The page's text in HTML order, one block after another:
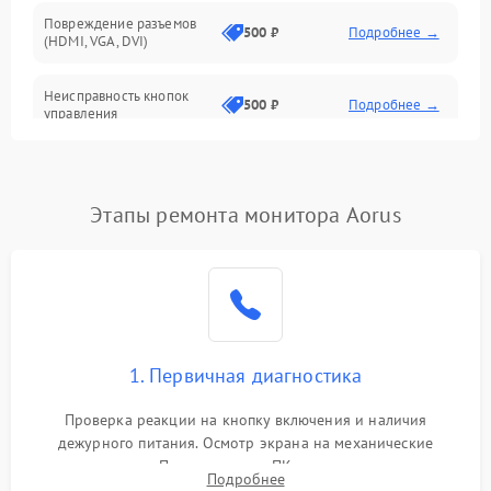
Повреждение разъемов
(HDMI, VGA, DVI)
500 ₽ Подробнее →
Неисправность кнопок
управления
500 ₽ Подробнее →
Повреждение кабеля
1000 ₽
Поломка системы
автоматического
1000 ₽ Подробнее →
Неисправность системы
1000 ₽
Этапы ремонта монитора Aorus
1. Первичная диагностика
Проверка реакции на кнопку включения и наличия
дежурного питания. Осмотр экрана на механические
повреждения. Подключение к ПК для оценки вывода
Подробнее